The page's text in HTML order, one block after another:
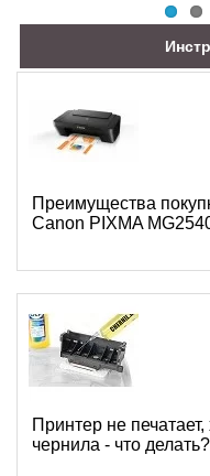
Преимущества
Canon PIXMA
Принтер не
чернила - что делать?